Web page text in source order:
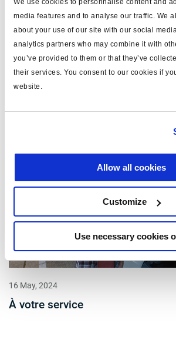
media features and to analyse our traffic. We
about your use of our site with our social
analytics partners who may combine it with
you’ve provided to them or that they’ve
their services. You consent to our cookies if
website.
Allow all cookies
Customize
Use necessary cookies
18 June, 2024
Haldex Academy
16 May, 2024
À votre service